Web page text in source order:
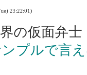
23:22:01)
の仮面弁士
プルで言